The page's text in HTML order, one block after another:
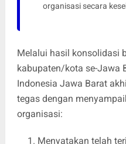
organisasi secara
Melalui hasil konsolidasi
kabupaten/kota se-Jawa
Indonesia Jawa Barat
tegas dengan
organisasi:
Menyatakan telah